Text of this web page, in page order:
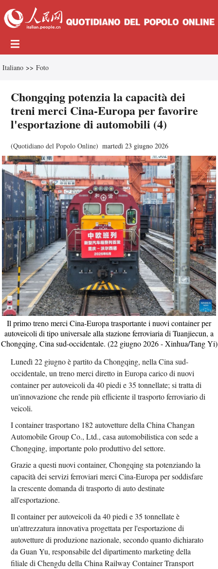
Italiano >> Foto
Chongqing potenzia la capacità dei
treni merci Cina-Europa per favorire
l'esportazione di automobili (4)
(Quotidiano del Popolo Online) martedì 23 giugno 2026
Il primo treno merci Cina-Europa trasportante i nuovi container per
autoveicoli di tipo universale alla stazione ferroviaria di Tuanjiecun, a
Chongqing, Cina sud-occidentale. (22 giugno 2026 - Xinhua/Tang Yi)
Lunedì 22 giugno è partito da Chongqing, nella Cina sud-
occidentale, un treno merci diretto in Europa carico di nuovi
container per autoveicoli da 40 piedi e 35 tonnellate; si tratta di
un'innovazione che rende più efficiente il trasporto ferroviario di
veicoli.
I container trasportano 182 autovetture della China Changan
Automobile Group Co., Ltd., casa automobilistica con sede a
Chongqing, importante polo produttivo del settore.
Grazie a questi nuovi container, Chongqing sta potenziando la
capacità dei servizi ferroviari merci Cina-Europa per soddisfare
la crescente domanda di trasporto di auto destinate
all'esportazione.
Il container per autoveicoli da 40 piedi e 35 tonnellate è
un'attrezzatura innovativa progettata per l'esportazione di
autovetture di produzione nazionale, secondo quanto dichiarato
da Guan Yu, responsabile del dipartimento marketing della
filiale di Chengdu della China Railway Container Transport